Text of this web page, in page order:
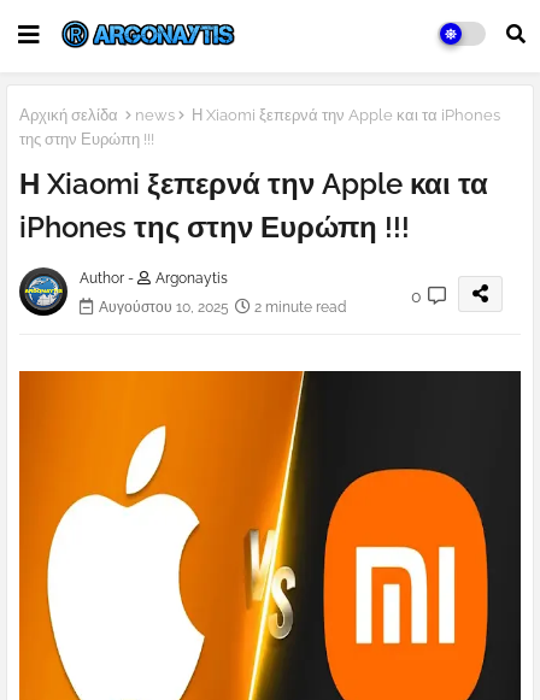
Αρχική σελίδα news
Η Xiaomi ξεπερνά την Apple και τα iPhones
της στην Ευρώπη !!!
Η Xiaomi ξεπερνά την Apple και τα
iPhones της στην Ευρώπη !!!
Author -
Argonaytis
Αυγούστου 10, 2025
2 minute read
0